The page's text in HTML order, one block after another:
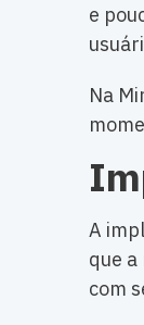
e
Na
A
que
com